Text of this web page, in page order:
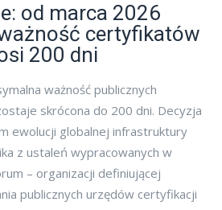
od marca 2026
certyfikatów
200 dni
ważność publicznych
skrócona do 200 dni. Decyzja
ewolucji globalnej infrastruktury
z ustaleń wypracowanych w
– organizacji definiującej
publicznych urzędów certyfikacji